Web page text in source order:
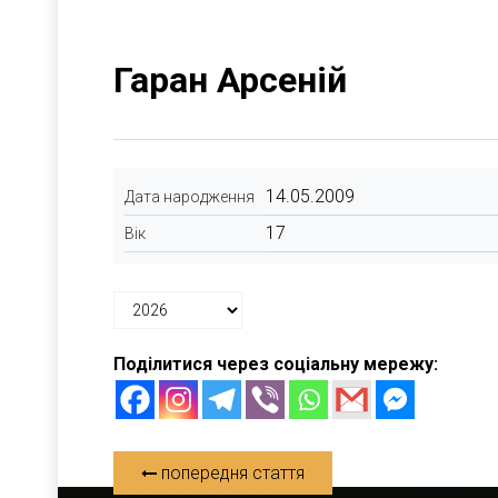
Гаран Арсеній
Дата народження 14.05.2009
Вік 17
Поділитися через соціальну мережу:
попередня стаття